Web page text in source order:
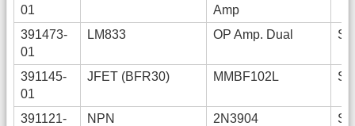
01
Amp
391473-
01
LM833 OP Amp. Dual
391145-
01
JFET (BFR30) MMBF102L
391121-
NPN 2N3904